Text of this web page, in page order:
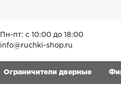
Пн-пт: с 10:00 до 18:00
info@ruchki-shop.ru
Ограничители дверные